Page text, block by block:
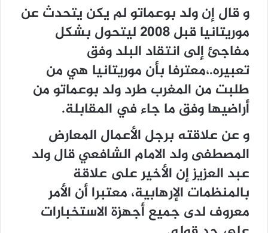
و قال إن ولد بوعماتو لم يكن يتحدث عن
موريتانيا قبل 2008 ليتحول بشكل
مفاجئ إلى انتقاد البلد وفق
تعبيره.،معترفا بأن موريتانيا هي من
طلبت من المغرب طرد ولد بوعماتو من
أراضيها وفق ما جاء في المقابلة.
و عن علاقته برجل الأعمال المعارض
المصطفى ولد الامام الشافعي قال ولد
عبد العزيز إن الأخير على علاقة
بالمنظمات الإرهابية، معتبرا أن الأمر
معروف لدى جميع أجهزة الاستخبارات